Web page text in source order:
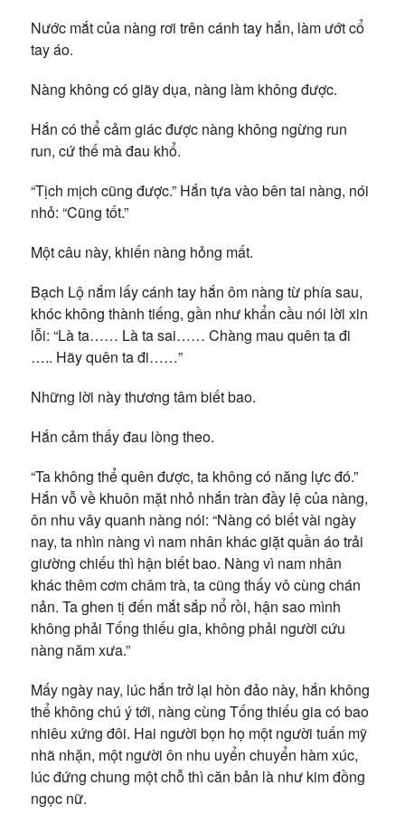
Nước mắt của nàng rơi trên cánh tay hắn, làm ướt cổ
tay áo.
Nàng không có giãy dụa, nàng làm không được.
Hắn có thể cảm giác được nàng không ngừng run
run, cứ thế mà đau khổ.
“Tịch mịch cũng được.” Hắn tựa vào bên tai nàng, nói
nhỏ: “Cũng tốt.”
Một câu này, khiến nàng hỏng mất.
Bạch Lộ nắm lấy cánh tay hắn ôm nàng từ phía sau,
khóc không thành tiếng, gần như khẩn cầu nói lời xin
lỗi: “Là ta…… Là ta sai…… Chàng mau quên ta đi
….. Hãy quên ta đi……”
Những lời này thương tâm biết bao.
Hắn cảm thấy đau lòng theo.
“Ta không thể quên được, ta không có năng lực đó.”
Hắn vỗ về khuôn mặt nhỏ nhắn tràn đầy lệ của nàng,
ôn nhu vây quanh nàng nói: “Nàng có biết vài ngày
nay, ta nhìn nàng vì nam nhân khác giặt quần áo trải
giường chiếu thì hận biết bao. Nàng vì nam nhân
khác thêm cơm châm trà, ta cũng thấy vô cùng chán
nản. Ta ghen tị đến mắt sắp nổ rồi, hận sao mình
không phải Tống thiếu gia, không phải người cứu
nàng năm xưa.”
Mấy ngày nay, lúc hắn trở lại hòn đảo này, hắn không
thể không chú ý tới, nàng cùng Tống thiếu gia có bao
nhiêu xứng đôi. Hai người bọn họ một người tuấn mỹ
nhã nhặn, một người ôn nhu uyển chuyển hàm xúc,
lúc đứng chung một chỗ thì căn bản là như kim đồng
ngọc nữ.